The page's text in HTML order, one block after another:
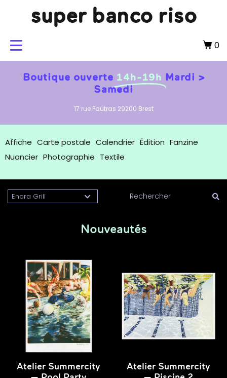
super banco riso
0
Affiche Carte postale Calendrier Édition Fanzine
Nuancier Photographie Textile
Boutique ouverte 14h-19h Mardi >
Samedi
17 rue Fautras 29200 Brest
Nouveautés
Atelier Summercity
Atelier Summercity